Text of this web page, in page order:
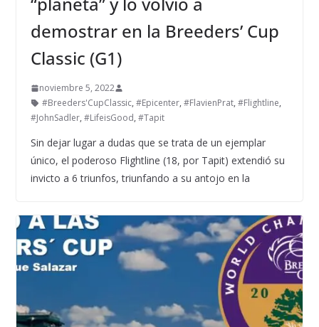
demostrar en la Breeders’ Cup
Classic (G1)
noviembre 5, 2022
#Breeders'CupClassic, #Epicenter, #FlavienPrat, #Flightline,
#JohnSadler, #LifeisGood, #Tapit
Sin dejar lugar a dudas que se trata de un ejemplar
único, el poderoso Flightline (18, por Tapit) extendió su
invicto a 6 triunfos, triunfando a su antojo en la